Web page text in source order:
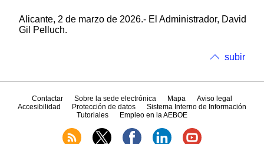
Alicante, 2 de marzo de 2026.- El Administrador, David
Gil Pelluch.
subir
Contactar Sobre la sede electrónica Mapa
Aviso legal
Accesibilidad
Protección de datos
Sistema Interno de Información
Tutoriales
Empleo en la AEBOE